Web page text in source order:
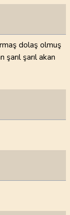
dolaş olmuş
şarıl akan